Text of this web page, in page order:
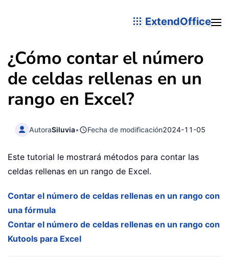
ExtendOffice
¿Cómo contar el número
de celdas rellenas en un
rango en Excel?
AutoraSiluvia• Fecha de modificación2024-11-05
Este tutorial le mostrará métodos para contar las
celdas rellenas en un rango de Excel.
Contar el número de celdas rellenas en un rango con
una fórmula
Contar el número de celdas rellenas en un rango con
Kutools para Excel